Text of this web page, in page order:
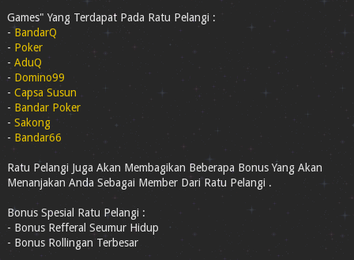
Games" Yang Terdapat Pada Ratu Pelangi :
- BandarQ
- Poker
- AduQ
- Domino99
- Capsa Susun
- Bandar Poker
- Sakong
- Bandar66
Ratu Pelangi Juga Akan Membagikan Beberapa Bonus Yang Akan
Menanjakan Anda Sebagai Member Dari Ratu Pelangi .
Bonus Spesial Ratu Pelangi :
- Bonus Refferal Seumur Hidup
- Bonus Rollingan Terbesar